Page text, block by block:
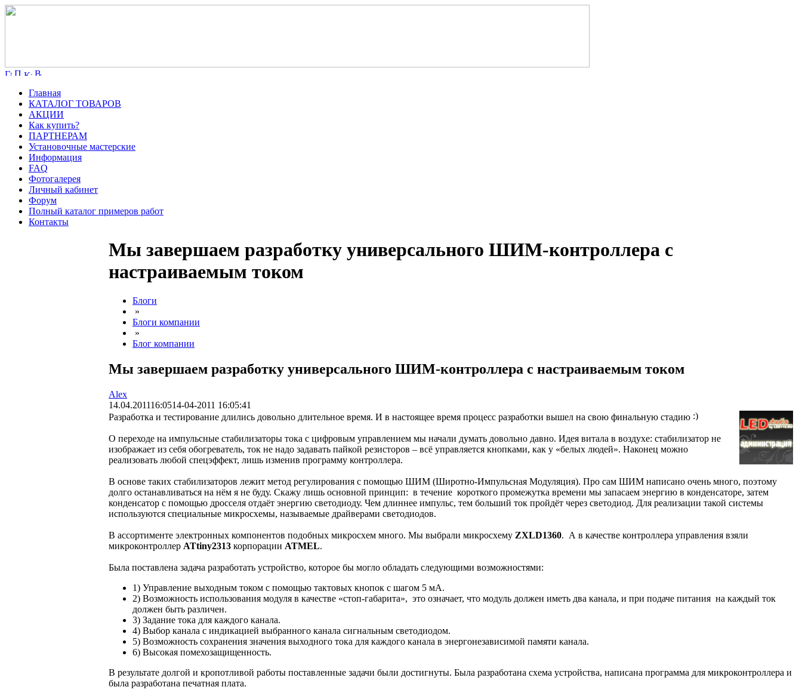
Главная
КАТАЛОГ ТОВАРОВ
АКЦИИ
Как купить?
ПАРТНЕРАМ
Установочные мастерские
Информация
FAQ
Фотогалерея
Личный кабинет
Форум
Полный каталог примеров работ
Контакты
Мы завершаем разработку универсального ШИМ-контроллера с
настраиваемым током
Блоги
»
Блоги компании
»
Блог компании
Мы завершаем разработку универсального ШИМ-контроллера с настраиваемым током
Alex
14.04.201116:0514-04-2011 16:05:41
Разработка и тестирование длились довольно длительное время. И в настоящее время процесс разработки вышел на свою финальную стадию
О переходе на импульсные стабилизаторы тока с цифровым управлением мы начали думать довольно давно. Идея витала в воздухе: стабилизатор не
изображает из себя обогреватель, ток не надо задавать пайкой резисторов – всё управляется кнопками, как у «белых людей». Наконец можно
реализовать любой спецэффект, лишь изменив программу контроллера.
В основе таких стабилизаторов лежит метод регулирования с помощью ШИМ (Широтно-Импульсная Модуляция). Про сам ШИМ написано очень много, поэтому
долго останавливаться на нём я не буду. Скажу лишь основной принцип: в течение короткого промежутка времени мы запасаем энергию в конденсаторе, затем
конденсатор с помощью дросселя отдаёт энергию светодиоду. Чем длиннее импульс, тем больший ток пройдёт через светодиод. Для реализации такой системы
используются специальные микросхемы, называемые драйверами светодиодов.
В ассортименте электронных компонентов подобных микросхем много. Мы выбрали микросхему ZXLD1360. А в качестве контроллера управления взяли
микроконтроллер ATtiny2313 корпорации ATMEL.
Была поставлена задача разработать устройство, которое бы могло обладать следующими возможностями:
1) Управление выходным током с помощью тактовых кнопок с шагом 5 мА.
2) Возможность использования модуля в качестве «стоп-габарита», это означает, что модуль должен иметь два канала, и при подаче питания на каждый ток
должен быть различен.
3) Задание тока для каждого канала.
4) Выбор канала с индикацией выбранного канала сигнальным светодиодом.
5) Возможность сохранения значения выходного тока для каждого канала в энергонезависимой памяти канала.
6) Высокая помехозащищенность.
В результате долгой и кропотливой работы поставленные задачи были достигнуты. Была разработана схема устройства, написана программа для микроконтроллера и
была разработана печатная плата.